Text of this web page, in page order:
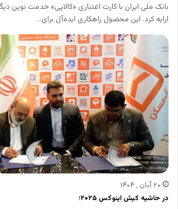
بانک ملی ایران با کارت اعتباری «کالاپی» خدمت نوین
ارایه کرد. این محصول راهکاری ایده‌آل برای…
۲۰ آبان , ۱۴۰۴
در حاشیه کیش اینوکس ۲۰۲۵؛